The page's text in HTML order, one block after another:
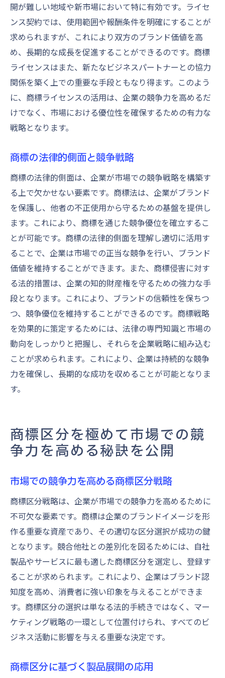
開が難しい地域や新市場において特に有効です。ライセ
ンス契約では、使用範囲や報酬条件を明確にすることが
求められますが、これにより双方のブランド価値を高
め、長期的な成長を促進することができるのです。商標
ライセンスはまた、新たなビジネスパートナーとの協力
関係を築く上での重要な手段ともなり得ます。このよう
に、商標ライセンスの活用は、企業の競争力を高めるだ
けでなく、市場における優位性を確保するための有力な
戦略となります。
商標の法律的側面と競争戦略
商標の法律的側面は、企業が市場での競争戦略を構築す
る上で欠かせない要素です。商標法は、企業がブランド
を保護し、他者の不正使用から守るための基盤を提供し
ます。これにより、商標を通じた競争優位を確立するこ
とが可能です。商標の法律的側面を理解し適切に活用す
ることで、企業は市場での正当な競争を行い、ブランド
価値を維持することができます。また、商標侵害に対す
る法的措置は、企業の知的財産権を守るための強力な手
段となります。これにより、ブランドの信頼性を保ちつ
つ、競争優位を維持することができるのです。商標戦略
を効果的に策定するためには、法律の専門知識と市場の
動向をしっかりと把握し、それらを企業戦略に組み込む
ことが求められます。これにより、企業は持続的な競争
力を確保し、長期的な成功を収めることが可能となりま
す。
商標区分を極めて市場での競
争力を高める秘訣を公開
市場での競争力を高める商標区分戦略
商標区分戦略は、企業が市場での競争力を高めるために
不可欠な要素です。商標は企業のブランドイメージを形
作る重要な資産であり、その適切な区分選択が成功の鍵
となります。競合他社との差別化を図るためには、自社
製品やサービスに最も適した商標区分を選定し、登録す
ることが求められます。これにより、企業はブランド認
知度を高め、消費者に強い印象を与えることができま
す。商標区分の選択は単なる法的手続きではなく、マー
ケティング戦略の一環として位置付けられ、すべてのビ
ジネス活動に影響を与える重要な決定です。
商標区分に基づく製品展開の応用